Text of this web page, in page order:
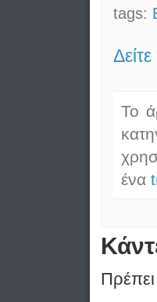
tags:
Το
ένα